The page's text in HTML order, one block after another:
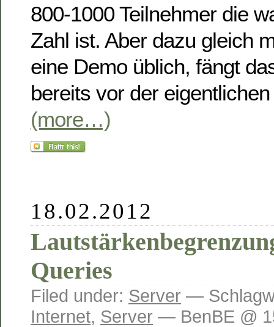
800-1000 Teilnehmer die
Zahl ist. Aber dazu gleich
eine Demo üblich, fängt
bereits vor der
(more…)
18.02.2012
Queries
Filed under: Server —
Internet, Server — BenBE @